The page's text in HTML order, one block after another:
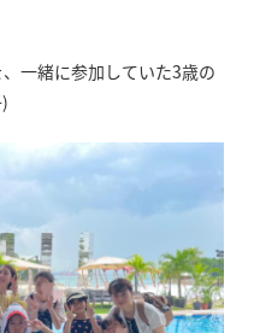
一緒に参加していた3歳の